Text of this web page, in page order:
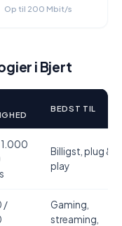
Op til 200 Mbit/s
i Bjert
BEDST TIL
Billigst, plug &
play
/
Gaming,
streaming,